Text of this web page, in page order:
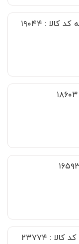
: ۱۹۰۴۴
: ۲۳۷۷۴